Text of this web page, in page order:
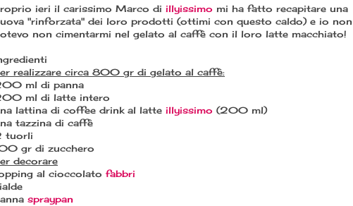
ieri il carissimo Marco di illyissimo mi ha fatto recapitare una
"rinforzata" dei loro prodotti (ottimi con questo caldo) e io non
non cimentarmi nel gelato al caffè con il loro latte macchiato!
realizzare circa 800 gr di gelato al caffè:
ml di panna
ml di latte intero
lattina di coffee drink al latte illyissimo (200 ml)
tazzina di caffè
tuorli
gr di zucchero
decorare
al cioccolato fabbri
spraypan